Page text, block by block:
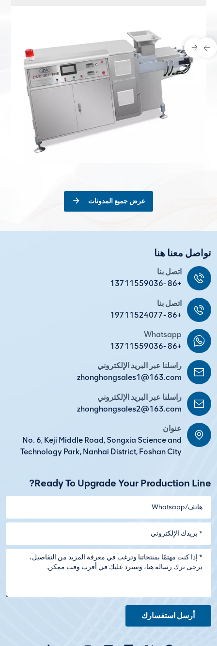
عرض جميع المدونات
تواصل معنا هنا
اتصل بنا
+86 -13711559036
اتصل بنا
+86 -19711524077
Whatsapp
+86 -13711559036
راسلنا عبر البريد الإلكتروني
zhonghongsales1@163.com
راسلنا عبر البريد الإلكتروني
zhonghongsales2@163.com
عنوان
No. 6, Keji Middle Road, Songxia Science and
Technology Park, Nanhai District, Foshan City
Ready To Upgrade Your Production Line?
أرسل استفسارك